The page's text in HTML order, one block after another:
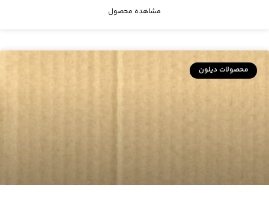
مشاهده محصول
محصولات دیلون